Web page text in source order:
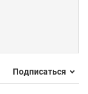
Подписаться